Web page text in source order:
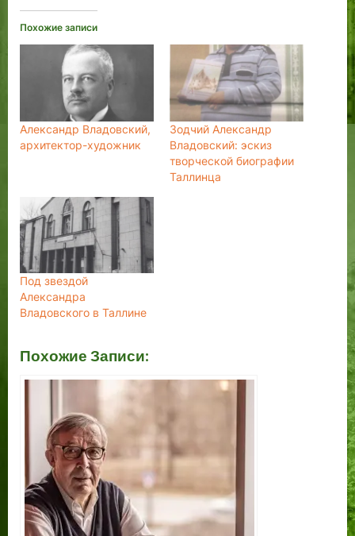
Похожие записи
Александр Владовский,
архитектор-художник
Зодчий Александр
Владовский: эскиз
творческой биографии
Таллинца
Под звездой
Александра
Владовского в Таллине
Похожие Записи: